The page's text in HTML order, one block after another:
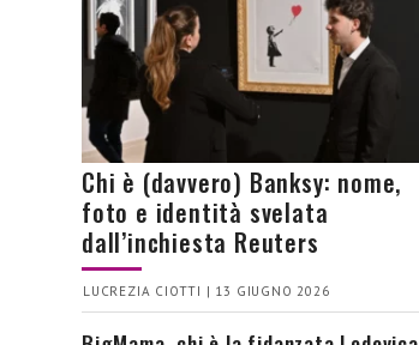
Chi è (davvero) Banksy: nome,
foto e identità svelata
dall’inchiesta Reuters
LUCREZIA CIOTTI | 13 GIUGNO 2026